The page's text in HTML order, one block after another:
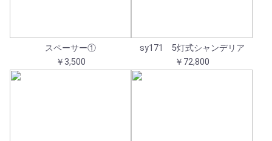
スペーサー①
￥3,500
sy171 5灯式シャンデリア
￥72,800